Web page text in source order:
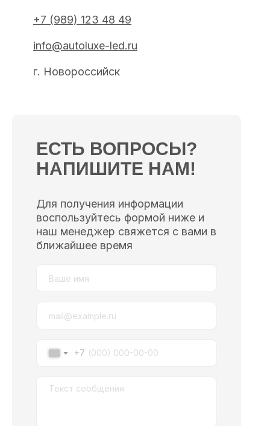
ЕСТЬ ВОПРОСЫ?
НАПИШИТЕ НАМ!
Для получения информации
воспользуйтесь формой ниже и
наш менеджер свяжется с вами в
ближайшее время
+7 (989) 123 48 49
info@autoluxe-led.ru
г. Новороссийск
+7